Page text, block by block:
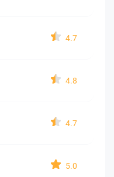
4.7
4.8
4.7
5.0